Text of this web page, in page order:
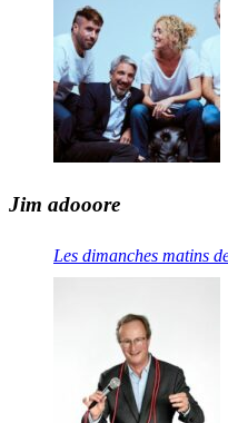
Jim adooore
Les dimanches matins